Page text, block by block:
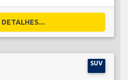
DETALHES...
SUV